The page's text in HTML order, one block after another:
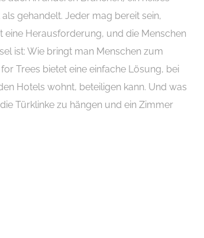
gehandelt. Jeder mag bereit sein,
eine Herausforderung, und die Menschen
ist: Wie bringt man Menschen zum
Trees bietet eine einfache Lösung, bei
Hotels wohnt, beteiligen kann. Und was
Türklinke zu hängen und ein Zimmer